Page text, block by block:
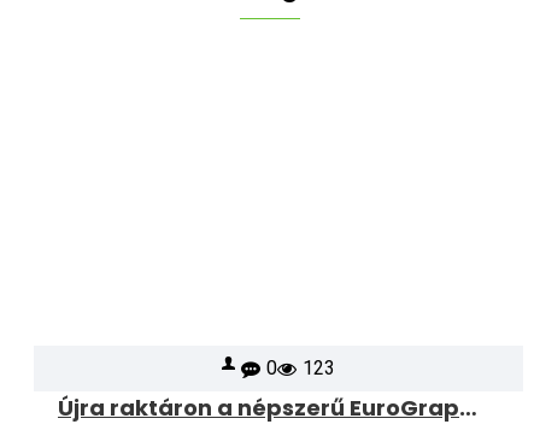
0 123
Újra raktáron a népszerű EuroGraphics puzzle-k – kínálatunk még több mintával bővült!